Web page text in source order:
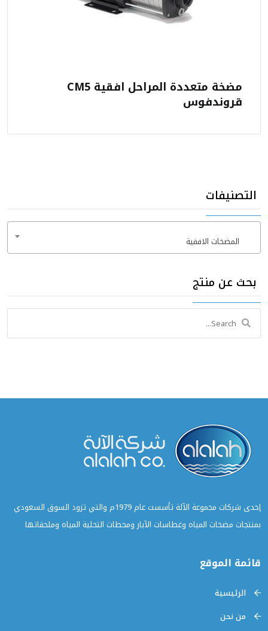
مضخة متعددة المراحل افقية CM5
قروندفوس
التصنيفات
المضخات الافقية
بحث عن منتج
Search
for:
إحدى شركات مجموعة الآلة تأسست عام 1979م والتي تزود السوق السعودي
بمنتجات مضخات المياه وغطاسات الآبار ومحطات التحلية المياه وملحقاتها
قائمة الموقع
الرئيسية
من نحن